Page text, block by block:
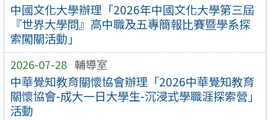
中國文化大學辦理「2026年中國文化大學第三屆
『世界大學問』高中職及五專簡報比賽暨學系探
索闖關活動」
2026-07-28 輔導室
中華覺知教育關懷協會辦理「2026中華覺知教育
關懷協會-成大一日大學生-沉浸式學職涯探索營」
活動